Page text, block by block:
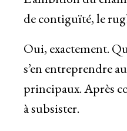
de contiguïté, le
Oui, exactement.
s’en entreprendre
principaux. Après
à subsister.